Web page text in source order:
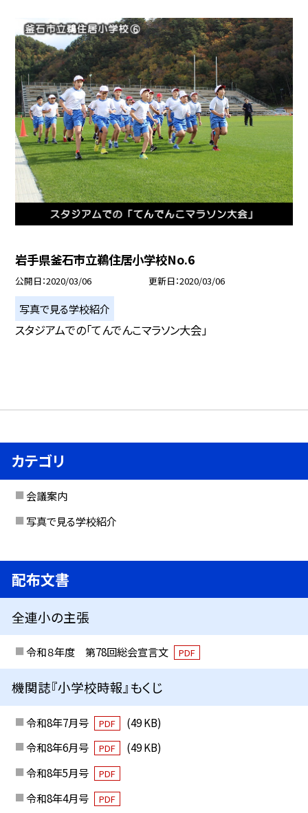
岩手県釜石市立鵜住居小学校No.6
公開日 2020/03/06 更新日 2020/03/06
写真で見る学校紹介
スタジアムでの「てんでんこマラソン大会」
カテゴリ
会議案内
写真で見る学校紹介
配布文書
全連小の主張
令和８年度 第78回総会宣言文 PDF
機関誌『小学校時報』もくじ
令和8年7月号 PDF
(49 KB)
令和8年6月号
PDF
(49 KB)
令和8年5月号
PDF
令和8年4月号 PDF